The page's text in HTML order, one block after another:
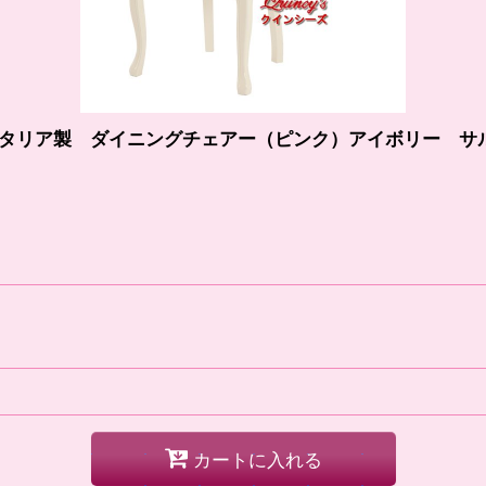
リア製 ダイニングチェアー（ピンク）アイボリー
カートに入れる